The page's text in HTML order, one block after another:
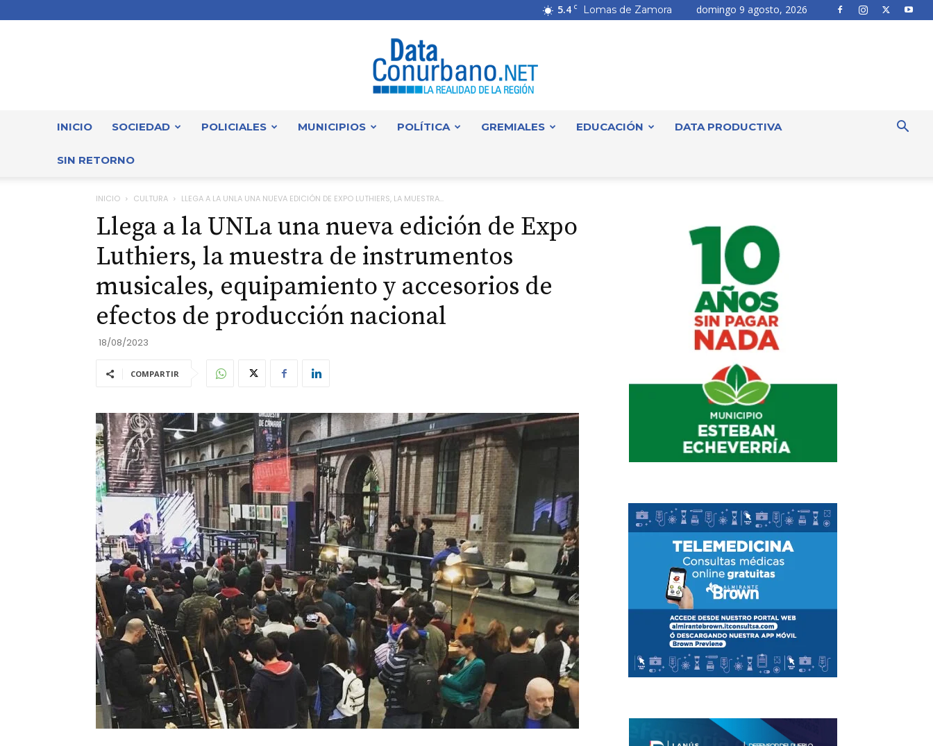
5.4 C Lomas de Zamora domingo 9 agosto, 2026
INICIO SOCIEDAD POLICIALES MUNICIPIOS POLÍTICA GREMIALES EDUCACIÓN DATA PRODUCTIVA
SIN RETORNO
INICIO CULTURA LLEGA A LA UNLA UNA NUEVA EDICIÓN DE EXPO LUTHIERS, LA MUESTRA...
Llega a la UNLa una nueva edición de Expo
Luthiers, la muestra de instrumentos
musicales, equipamiento y accesorios de
efectos de producción nacional
18/08/2023
COMPARTIR